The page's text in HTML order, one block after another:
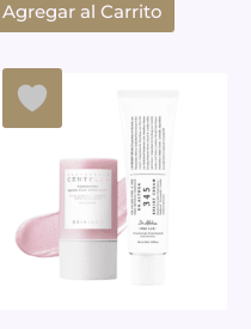
Agregar al Carrito